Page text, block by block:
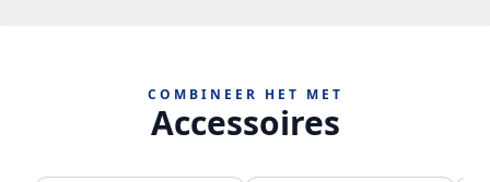
COMBINEER HET MET
Accessoires